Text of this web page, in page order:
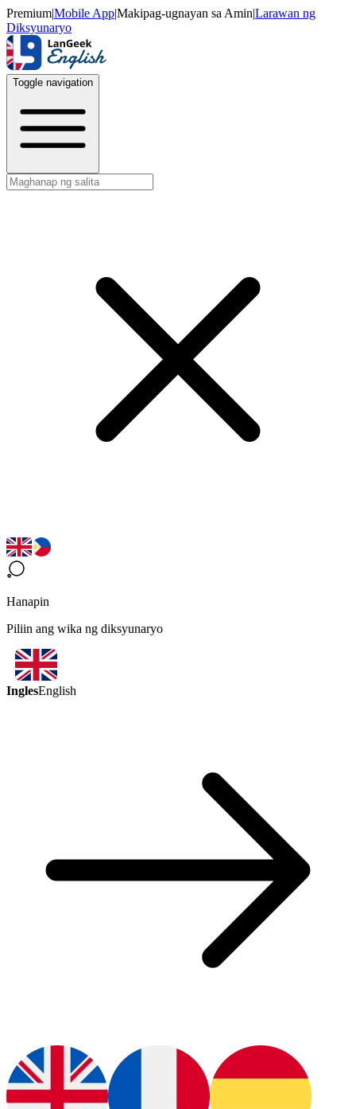
Premium|Mobile App|Makipag-ugnayan sa Amin|Larawan ng
Diksyunaryo
Toggle navigation
Hanapin
Piliin ang wika ng diksyunaryo
InglesEnglish